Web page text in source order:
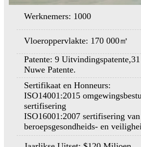
Werknemers: 1000
Vloeroppervlakte: 170 000㎡
Patente: 9 Uitvindingspatente,
Nuwe Patente.
Sertifikaat en Honneurs:
ISO14001:2015
sertifisering
ISO16001:2007 sertifisering van
beroepsgesondheids- en